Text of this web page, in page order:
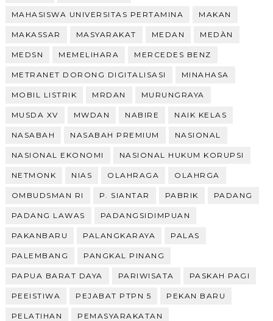
MAHASISWA UNIVERSITAS PERTAMINA MAKAN
MAKASSAR MASYARAKAT MEDAN MEDÀN
MEDSN MEMELIHARA MERCEDES BENZ
METRANET DORONG DIGITALISASI MINAHASA
MOBIL LISTRIK MRDAN MURUNGRAYA
MUSDA XV MWDAN NABIRE NAIK KELAS
NASABAH NASABAH PREMIUM NASIONAL
NASIONAL EKONOMI NASIONAL HUKUM KORUPSI
NETMONK NIAS OLAHRAGA OLAHRGA
OMBUDSMAN RI P. SIANTAR PABRIK PADANG
PADANG LAWAS PADANGSIDIMPUAN
PAKANBARU PALANGKARAYA PALAS
PALEMBANG PANGKAL PINANG
PAPUA BARAT DAYA PARIWISATA PASKAH PAGI
PEEISTIWA PEJABAT PTPN 5 PEKAN BARU
PELATIHAN PEMASYARAKATAN